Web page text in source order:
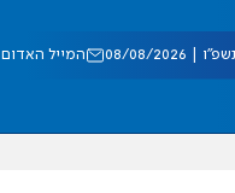
08/2026 המייל האדום